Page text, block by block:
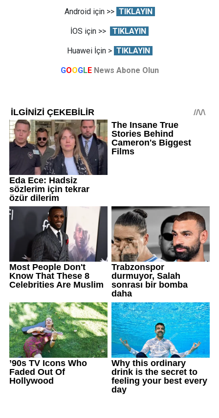
Android için >> TIKLAYIN
İOS için >> TIKLAYIN
Huawei İçin > TIKLAYIN
GOOGLE News Abone Olun